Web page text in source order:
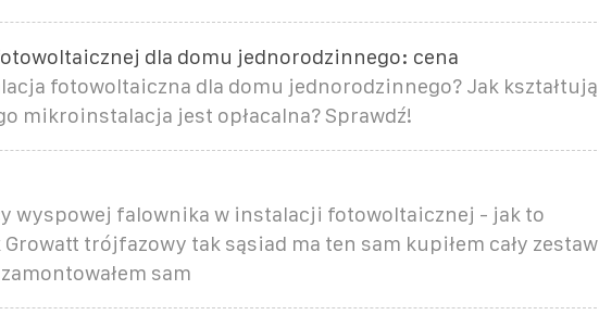
dla domu jednorodzinnego: cena
fotowoltaiczna dla domu jednorodzinnego? Jak kształtują
mikroinstalacja jest opłacalna? Sprawdź!
wyspowej falownika w instalacji fotowoltaicznej - jak to
trójfazowy tak sąsiad ma ten sam kupiłem cały zestaw
sam